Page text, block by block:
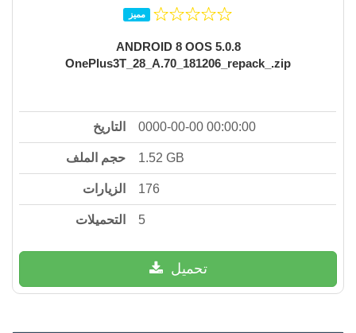
مميز
ANDROID 8 OOS 5.0.8
OnePlus3T_28_A.70_181206_repack_.zip
التاريخ 0000-00-00 00:00:00
حجم الملف 1.52 GB
الزيارات 176
التحميلات 5
تحميل